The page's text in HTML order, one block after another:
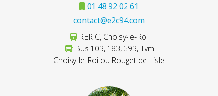
01 48 92 02 61
contact@e2c94.com
RER C, Choisy-le-Roi
Bus 103, 183, 393, Tvm
Choisy-le-Roi ou Rouget de Lisle